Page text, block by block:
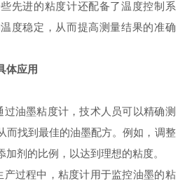
先进的粘度计还配备了温度控制系
度稳定，从而提高测量结果的准确
体应用
油墨粘度计，技术人员可以精确测
而找到最佳的油墨配方。例如，调整
剂的比例，以达到理想的粘度。
过程中，粘度计用于监控油墨的粘